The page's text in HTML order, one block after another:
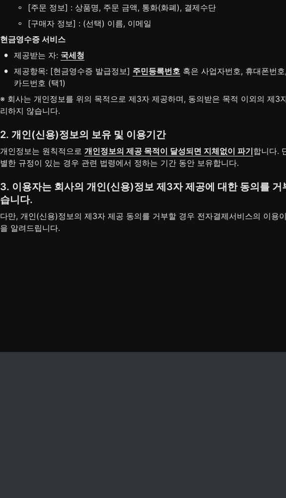
◦ [주문 정보] : 상품명, 주문 금액, 통화(화폐), 결제수단
◦
[구매자 정보] : (선택) 이름, 이메일
현금영수증 서비스
• 제공받는 자: 국세청
• 제공항목: [현금영수증 발급정보] 주민등록번호 혹은 사업자번호, 휴대폰번
카드번호 (택1)
※ 회사는 개인정보를 위의 목적으로 제3자 제공하며, 동의받은 목적 이외의 제3
리하지 않습니다.
2. 개인(신용)정보의 보유 및 이용기간
개인정보는 원칙적으로 개인정보의 제공 목적이 달성되면 지체없이 파기합니다.
별한 규정이 있는 경우 관련 법령에서 정하는 기간 동안 보유합니다.
3. 이용자는 회사의 개인(신용)정보 제3자 제공에 대한 동의를 거
습니다.
다만, 개인(신용)정보의 제3자 제공 동의를 거부할 경우 전자결제서비스의 이용
을 알려드립니다.